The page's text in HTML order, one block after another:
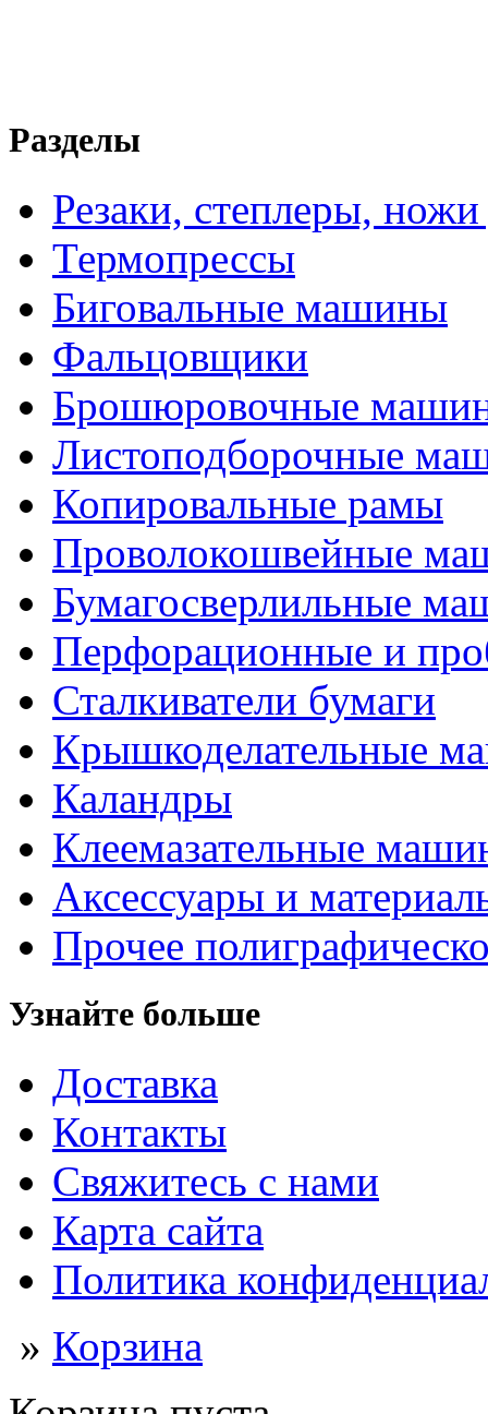
Разделы
Резаки, степлеры, ножи
Термопрессы
Биговальные машины
Фальцовщики
Брошюровочные
Листоподборочные
Копировальные рамы
Проволокошвейные
Бумагосверлильные
Перфорационные и
Сталкиватели бумаги
Крышкоделательные
Каландры
Клеемазательные
Аксеcсуары и
Прочее
Узнайте больше
Доставка
Контакты
Свяжитесь с нами
Карта сайта
Политика
» Корзина